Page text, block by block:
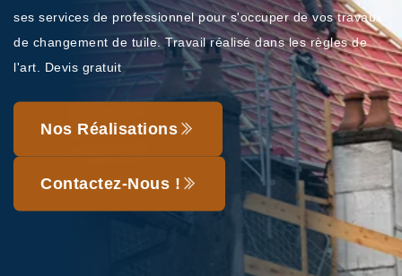
ses services de professionnel pour s'occuper de vos travaux
de changement de tuile. Travail réalisé dans les règles de
l'art. Devis gratuit
Nos Réalisations
Contactez-Nous !